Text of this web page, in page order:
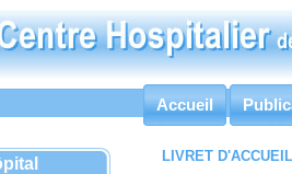
Accueil
LIVRET D'ACCUEIL